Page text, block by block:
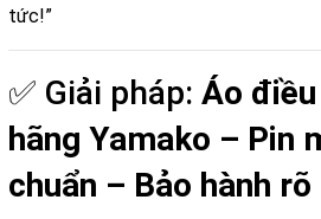
tức!”
✅ Giải pháp: Áo
hãng Yamako – Pin
chuẩn – Bảo hành rõ